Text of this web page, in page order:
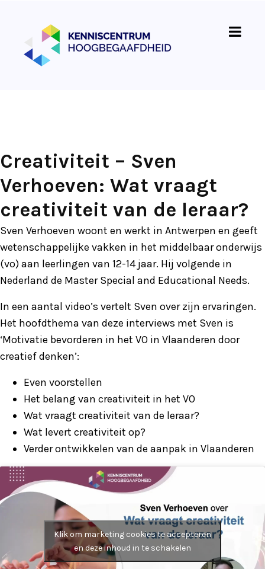
Creativiteit – Sven
Verhoeven: Wat vraagt
creativiteit van de leraar?
Sven Verhoeven woont en werkt in Antwerpen en geeft
wetenschappelijke vakken in het middelbaar onderwijs
(vo) aan leerlingen van 12-14 jaar. Hij volgende in
Nederland de Master Special and Educational Needs.
In een aantal video’s vertelt Sven over zijn ervaringen.
Het hoofdthema van deze interviews met Sven is
‘Motivatie bevorderen in het VO in Vlaanderen door
creatief denken’:
Even voorstellen
Het belang van creativiteit in het VO
Wat vraagt creativiteit van de leraar?
Wat levert creativiteit op?
Verder ontwikkelen van de aanpak in Vlaanderen
Klik om marketing cookies te accepteren
en deze inhoud in te schakelen